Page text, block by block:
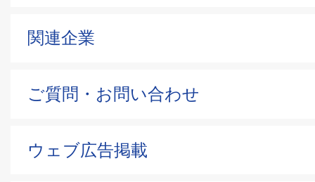
関連企業
ご質問・お問い合わせ
ウェブ広告掲載